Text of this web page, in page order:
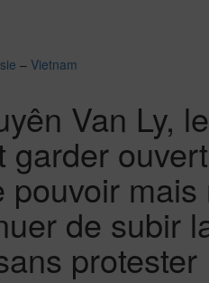
– Vietnam
Van Ly,
garder
pouvoir mais
de subir
protester